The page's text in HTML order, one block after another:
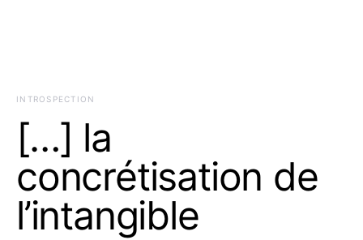
INTROSPECTION
[…] la
concrétisation de
l’intangible